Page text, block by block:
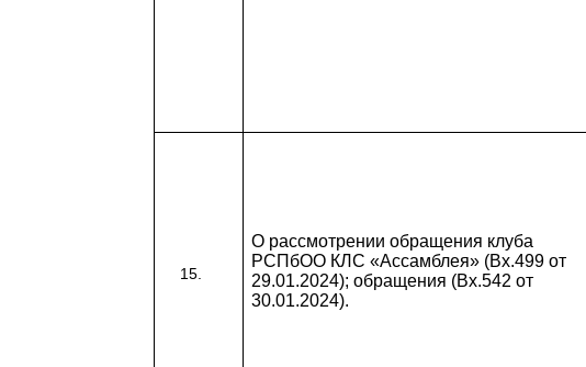
О рассмотрении обращения клуба
РСПбОО КЛС «Ассамблея» (Вх.499 от
29.01.2024); обращения (Вх.542 от
30.01.2024).